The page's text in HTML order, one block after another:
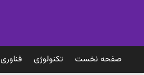
صفحه نخست تکنولوژی فناوری